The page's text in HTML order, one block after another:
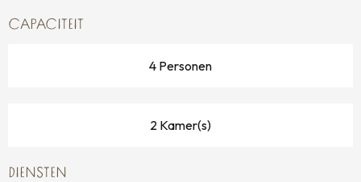
CAPACITEIT
4 Personen
2 Kamer(s)
DIENSTEN